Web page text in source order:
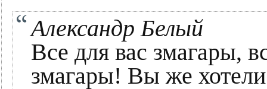
Александр Белый
Все для вас змагары,
змагары! Вы же